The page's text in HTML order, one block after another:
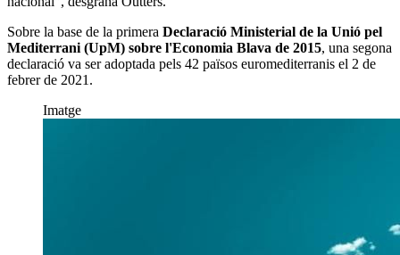
Sobre la base de la primera Declaració Ministerial de la Unió pel
Mediterrani (UpM) sobre l'Economia Blava de 2015, una segona
declaració va ser adoptada pels 42 països euromediterranis el 2 de
febrer de 2021.
Imatge